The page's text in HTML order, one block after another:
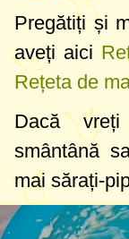
Pregătiți și
aveți aici
Rețeta de
Dacă
smântână
mai sărați-